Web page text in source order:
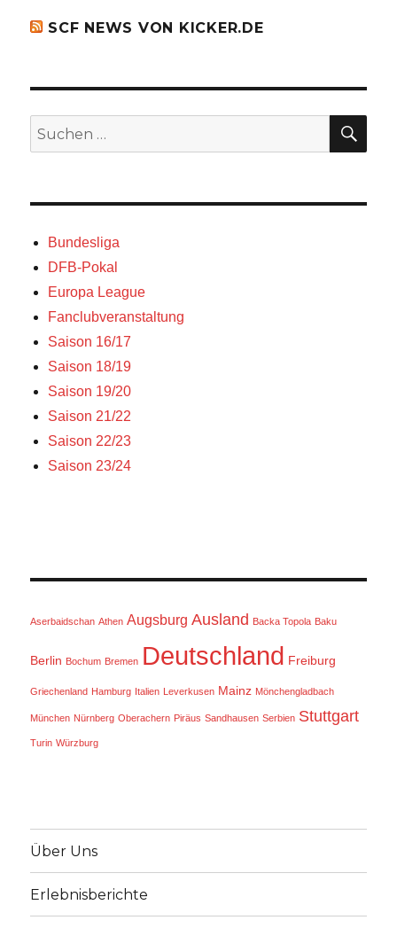
SCF NEWS VON KICKER.DE
Suchen
nach:
Bundesliga
DFB-Pokal
Europa League
Fanclubveranstaltung
Saison 16/17
Saison 18/19
Saison 19/20
Saison 21/22
Saison 22/23
Saison 23/24
Aserbaidschan Athen Augsburg Ausland Backa Topola Baku
Berlin Bochum Bremen Deutschland Freiburg
Griechenland Hamburg Italien Leverkusen Mainz Mönchengladbach
München Nürnberg Oberachern Piräus Sandhausen Serbien Stuttgart
Turin Würzburg
Über Uns
Erlebnisberichte